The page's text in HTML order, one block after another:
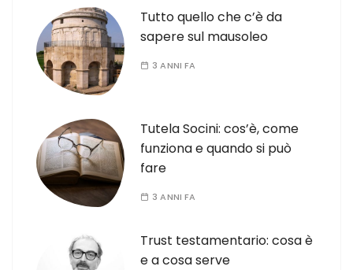
Tutto quello che c’è da
sapere sul mausoleo
3 ANNI FA
Tutela Socini: cos’è, come
funziona e quando si può
fare
3 ANNI FA
Trust testamentario: cosa è
e a cosa serve